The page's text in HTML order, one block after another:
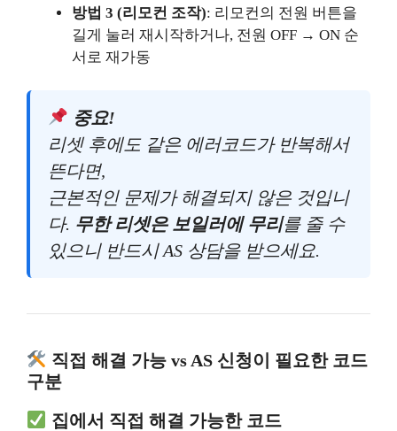
방법 3 (리모컨 조작): 리모컨의 전원 버튼을
길게 눌러 재시작하거나, 전원 OFF → ON 순
서로 재가동
중요!
리셋 후에도 같은 에러코드가 반복해서
뜬다면,
근본적인 문제가 해결되지 않은 것입니
다. 무한 리셋은 보일러에 무리를 줄 수
있으니 반드시 AS 상담을 받으세요.
직접 해결 가능 vs AS 신청이 필요한 코드
구분
집에서 직접 해결 가능한 코드